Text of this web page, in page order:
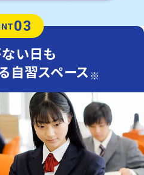
03
い日も
自習スペース ※